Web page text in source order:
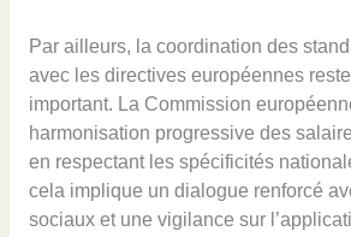
Par ailleurs, la coordination des
avec les directives européennes
important. La Commission
harmonisation progressive des
en respectant les spécificités
cela implique un dialogue renforcé
sociaux et une vigilance sur